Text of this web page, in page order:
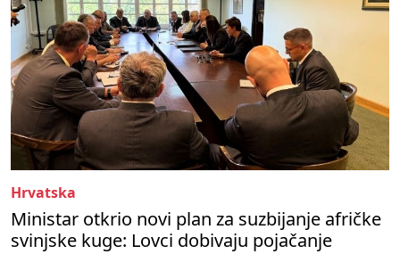
Hrvatska
Ministar otkrio novi plan za suzbijanje afričke
svinjske kuge: Lovci dobivaju pojačanje